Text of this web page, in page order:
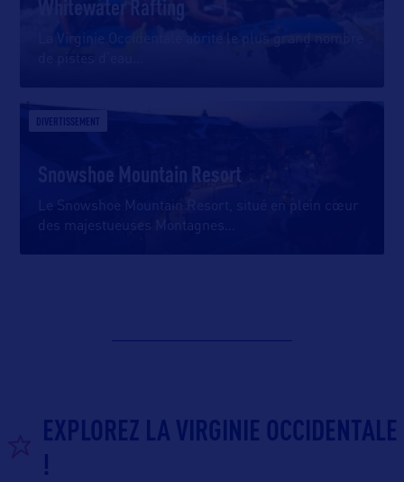
Whitewater Rafting
La Virginie Occidentale abrite le plus grand nombre
DIVERTISSEMENT
Snowshoe Mountain Resort
Le Snowshoe Mountain Resort, situé en plein cœur
des majestueuses Montagnes
EXPLOREZ LA VIRGINIE OCCIDENTALE
!